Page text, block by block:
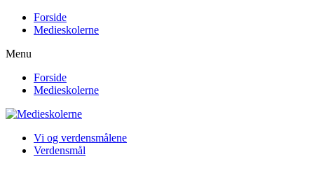
Forside
Medieskolerne
Menu
Forside
Medieskolerne
Vi og verdensmålene
Verdensmål